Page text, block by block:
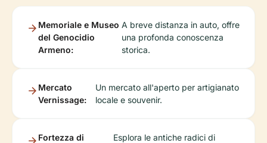
Memoriale e Museo
del Genocidio
Armeno:
A breve distanza in auto, offre
una profonda conoscenza
storica.
Mercato
Vernissage:
Un mercato all'aperto per artigianato
locale e souvenir.
Fortezza di
Esplora le antiche radici di